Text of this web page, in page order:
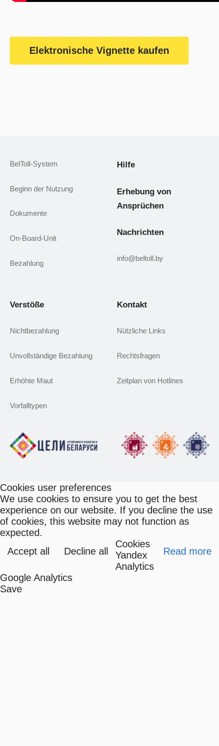
Elektronische Vignette kaufen
BelToll-System
Beginn der Nutzung
Dokumente
On-Board-Unit
Bezahlung
Hilfe
Erhebung von
Ansprüchen
Nachrichten
info@beltoll.by
Verstöße
Nichtbezahlung
Unvollständige Bezahlung
Erhöhte Maut
Vorfalltypen
Kontakt
Nützliche Links
Rechtsfragen
Zeitplan von Hotlines
Cookies user preferences
We use cookies to ensure you to get the best
experience on our website. If you decline the use
of cookies, this website may not function as
expected.
Accept all
Decline all Read more
Cookies
Yandex
Analytics
Google Analytics
Save